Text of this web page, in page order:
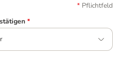
Pflichtfeld
*